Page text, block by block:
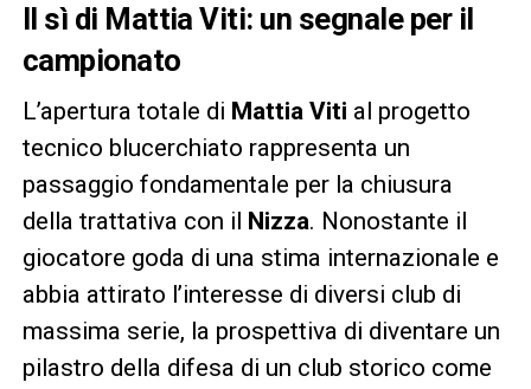
Il sì di Mattia Viti: un segnale per il
campionato
L’apertura totale di Mattia Viti al progetto
tecnico blucerchiato rappresenta un
passaggio fondamentale per la chiusura
della trattativa con il Nizza. Nonostante il
giocatore goda di una stima internazionale e
abbia attirato l’interesse di diversi club di
massima serie, la prospettiva di diventare un
pilastro della difesa di un club storico come